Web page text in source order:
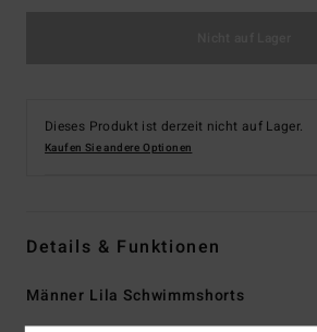
Dieses Produkt ist derzeit nicht auf Lager.
Kaufen Sie andere Optionen
Details & Funktionen
Männer Lila Schwimmshorts